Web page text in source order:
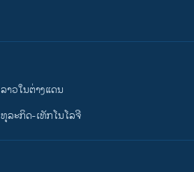
ລາວໃນຕ່າງແດນ
ທຸລະກິດ-ເທັກໂນໂລຈີ